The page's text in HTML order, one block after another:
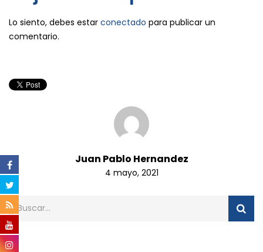
Lo siento, debes estar conectado para publicar un
comentario.
Juan Pablo Hernandez
4 mayo, 2021